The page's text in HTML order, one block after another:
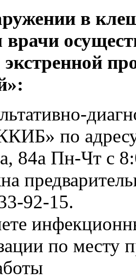
в
врачи
по
84а Пн-Чт с
92-15.
по месту